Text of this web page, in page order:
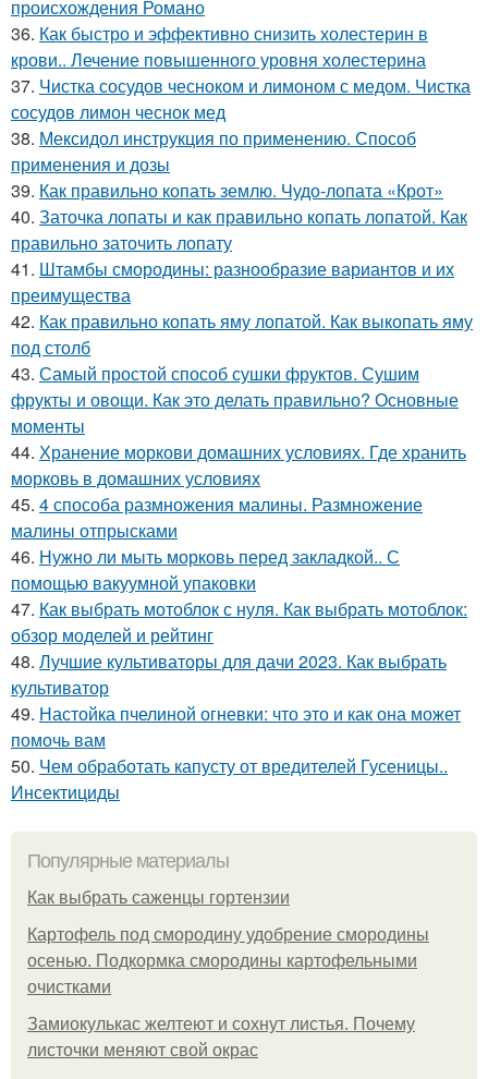
происхождения Романо
36. Как быстро и эффективно снизить холестерин в
крови.. Лечение повышенного уровня холестерина
37. Чистка сосудов чесноком и лимоном с медом. Чистка
сосудов лимон чеснок мед
38. Мексидол инструкция по применению. Способ
применения и дозы
39. Как правильно копать землю. Чудо-лопата «Крот»
40. Заточка лопаты и как правильно копать лопатой. Как
правильно заточить лопату
41. Штамбы смородины: разнообразие вариантов и их
преимущества
42. Как правильно копать яму лопатой. Как выкопать яму
под столб
43. Самый простой способ сушки фруктов. Сушим
фрукты и овощи. Как это делать правильно? Основные
моменты
44. Хранение моркови домашних условиях. Где хранить
морковь в домашних условиях
45. 4 способа размножения малины. Размножение
малины отпрысками
46. Нужно ли мыть морковь перед закладкой.. С
помощью вакуумной упаковки
47. Как выбрать мотоблок с нуля. Как выбрать мотоблок:
обзор моделей и рейтинг
48. Лучшие культиваторы для дачи 2023. Как выбрать
культиватор
49. Настойка пчелиной огневки: что это и как она может
помочь вам
50. Чем обработать капусту от вредителей Гусеницы..
Инсектициды
Популярные материалы
Как выбрать саженцы гортензии
Картофель под смородину удобрение смородины
осенью. Подкормка смородины картофельными
очистками
Замиокулькас желтеют и сохнут листья. Почему
листочки меняют свой окрас